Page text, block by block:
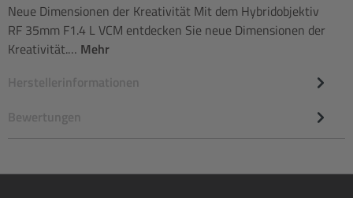
Neue Dimensionen der Kreativität Mit dem Hybridobjektiv
RF 35mm F1.4 L VCM entdecken Sie neue Dimensionen der
Kreativität.… Mehr
Herstellerinformationen
Bewertungen